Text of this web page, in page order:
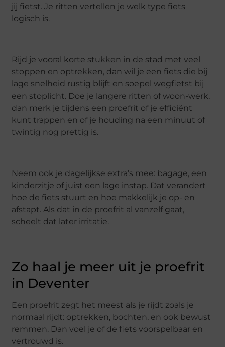
jij fietst. Je ritten vertellen je welk type fiets
logisch is.
Rijd je vooral korte stukken in de stad met veel
stoppen en optrekken, dan wil je een fiets die bij
lage snelheid rustig blijft en soepel wegfietst bij
een stoplicht. Doe je langere ritten of woon-werk,
dan merk je tijdens een proefrit of je efficiënt
kunt trappen en of je houding na een minuut of
twintig nog prettig is.
Neem ook je dagelijkse extra’s mee: bagage, een
kinderzitje of juist een lage instap. Dat verandert
hoe de fiets stuurt en hoe makkelijk je op- en
afstapt. Als dat in de proefrit al vanzelf gaat,
scheelt dat later irritatie.
Zo haal je meer uit je proefrit
in Deventer
Een proefrit zegt het meest als je rijdt zoals je
normaal rijdt: optrekken, bochten, en ook bewust
remmen. Dan voel je of de fiets voorspelbaar en
vertrouwd is.